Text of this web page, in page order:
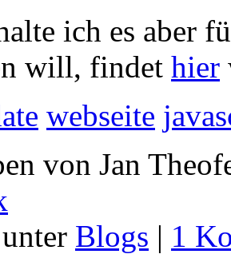
ich es aber
will, findet hier
webseite
von Jan
Blogs | 1